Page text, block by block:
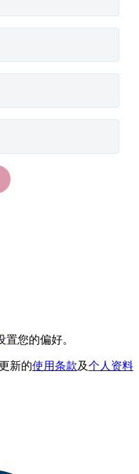
置您的偏好。
新的使用条款及个人资料